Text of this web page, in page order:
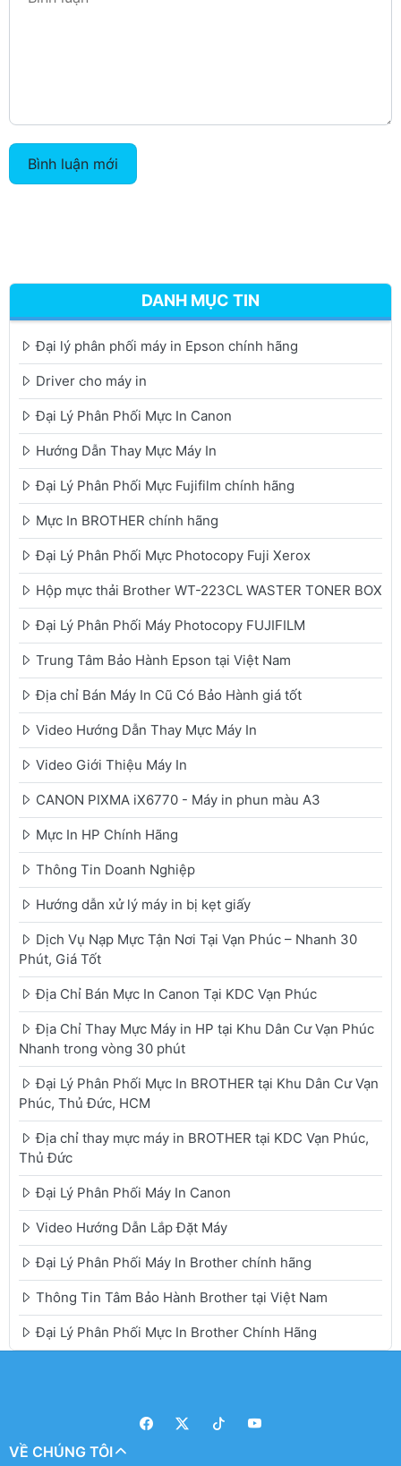
Bình luận mới
DANH MỤC TIN
Đại lý phân phối máy in Epson chính hãng
Driver cho máy in
Đại Lý Phân Phối Mực In Canon
Hướng Dẫn Thay Mực Máy In
Đại Lý Phân Phối Mực Fujifilm chính hãng
Mực In BROTHER chính hãng
Đại Lý Phân Phối Mực Photocopy Fuji Xerox
Hộp mực thải Brother WT-223CL WASTER TONER BOX
Đại Lý Phân Phối Máy Photocopy FUJIFILM
Trung Tâm Bảo Hành Epson tại Việt Nam
Địa chỉ Bán Máy In Cũ Có Bảo Hành giá tốt
Video Hướng Dẫn Thay Mực Máy In
Video Giới Thiệu Máy In
CANON PIXMA iX6770 - Máy in phun màu A3
Mực In HP Chính Hãng
Thông Tin Doanh Nghiệp
Hướng dẫn xử lý máy in bị kẹt giấy
Dịch Vụ Nạp Mực Tận Nơi Tại Vạn Phúc – Nhanh 30
Phút, Giá Tốt
Địa Chỉ Bán Mực In Canon Tại KDC Vạn Phúc
Địa Chỉ Thay Mực Máy in HP tại Khu Dân Cư Vạn Phúc
Nhanh trong vòng 30 phút
Đại Lý Phân Phối Mực In BROTHER tại Khu Dân Cư Vạn
Phúc, Thủ Đức, HCM
Địa chỉ thay mực máy in BROTHER tại KDC Vạn Phúc,
Thủ Đức
Đại Lý Phân Phối Máy In Canon
Video Hướng Dẫn Lắp Đặt Máy
Đại Lý Phân Phối Máy In Brother chính hãng
Thông Tin Tâm Bảo Hành Brother tại Việt Nam
Đại Lý Phân Phối Mực In Brother Chính Hãng
VỀ CHÚNG TÔI